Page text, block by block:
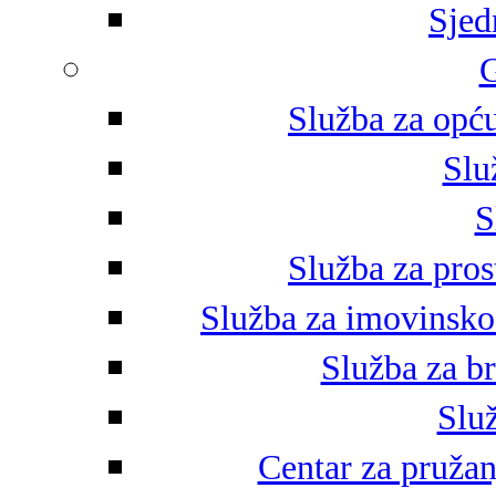
Služba za
Služba za
Služba za
Služba za
Centar za